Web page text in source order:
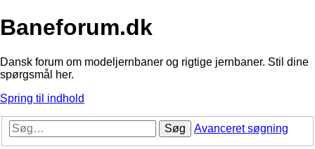
Baneforum.dk
Dansk forum om modeljernbaner og rigtige jernbaner. Stil dine
spørgsmål her.
Spring til indhold
Søg Avanceret søgning